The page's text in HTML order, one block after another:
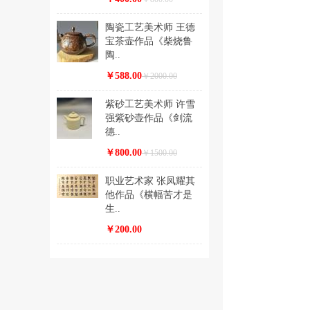
陶瓷工艺美术师 王德
宝茶壶作品《柴烧鲁
陶..
￥588.00￥2000.00
紫砂工艺美术师 许雪
强紫砂壶作品《剑流
德..
￥800.00￥1500.00
职业艺术家 张凤耀其
他作品《横幅苦才是
生..
￥200.00